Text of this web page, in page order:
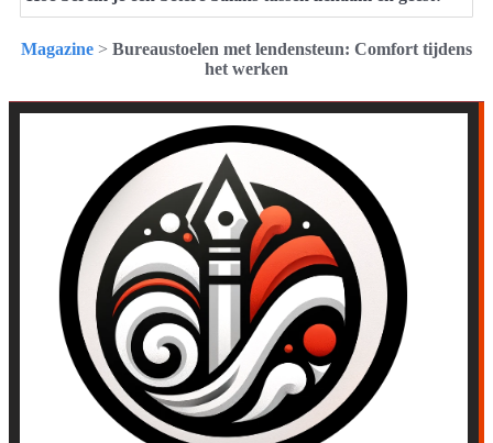
Magazine > Bureaustoelen met lendensteun: Comfort tijdens
het werken